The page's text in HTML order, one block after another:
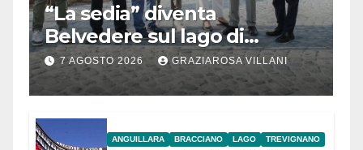
“La sedia” diventa
Belvedere sul lago di
Bracciano: ieri
l’inaugurazione
7 AGOSTO 2026 GRAZIAROSA VILLANI
ANGUILLARA BRACCIANO LAGO TREVIGNANO